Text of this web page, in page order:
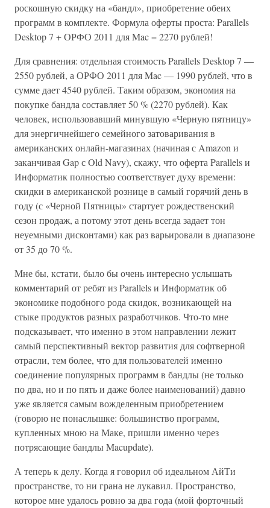
роскошную скидку на «бандл», приобретение обеих
программ в комплекте. Формула оферты проста: Parallels
Desktop 7 + ОРФО 2011 для Mac = 2270 рублей!
Для сравнения: отдельная стоимость Parallels Desktop 7 —
2550 рублей, а ОРФО 2011 для Mac — 1990 рублей, что в
сумме дает 4540 рублей. Таким образом, экономия на
покупке бандла составляет 50 % (2270 рублей). Как
человек, использовавший минувшую «Черную пятницу»
для энергичнейшего семейного затоваривания в
американских онлайн-магазинах (начиная с Amazon и
заканчивая Gap с Old Navy), скажу, что оферта Parallels и
Информатик полностью соответствует духу времени:
скидки в американской рознице в самый горячий день в
году (с «Черной Пятницы» стартует рождественский
сезон продаж, а потому этот день всегда задает тон
неуемными дисконтами) как раз варьировали в диапазоне
от 35 до 70 %.
Мне бы, кстати, было бы очень интересно услышать
комментарий от ребят из Parallels и Информатик об
экономике подобного рода скидок, возникающей на
стыке продуктов разных разработчиков. Что-то мне
подсказывает, что именно в этом направлении лежит
самый перспективный вектор развития для софтверной
отрасли, тем более, что для пользователей именно
соединение популярных программ в бандлы (не только
по два, но и по пять и даже более наименований) давно
уже является самым вожделенным приобретением
(говорю не понаслышке: большинство программ,
купленных мною на Маке, пришли именно через
потрясающие бандлы Macupdate).
А теперь к делу. Когда я говорил об идеальном АйТи
пространстве, то ни грана не лукавил. Пространство,
которое мне удалось ровно за два года (мой форточный